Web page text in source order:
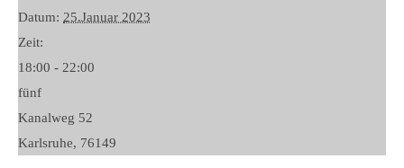
Datum: 25.Januar 2023
Zeit:
18:00 - 22:00
fünf
Kanalweg 52
Karlsruhe, 76149